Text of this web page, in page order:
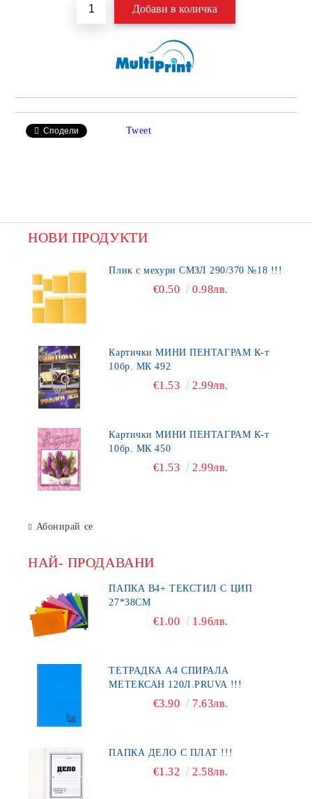
Сподели Tweet
НОВИ ПРОДУКТИ
Плик с мехури СМЗЛ 290/370 №18 !!!
€0.50 0.98лв.
Картички МИНИ ПЕНТАГРАМ К-т
10бр. МК 492
€1.53 2.99лв.
Картички МИНИ ПЕНТАГРАМ К-т
10бр. МК 450
€1.53 2.99лв.
Абонирай се
НАЙ- ПРОДАВАНИ
ПАПКА В4+ ТЕКСТИЛ С ЦИП
27*38СМ
€1.00 1.96лв.
ТЕТРАДКА А4 СПИРАЛА
МЕТЕКСАН 120Л.PRUVA !!!
€3.90 7.63лв.
ПАПКА ДЕЛО С ПЛАТ !!!
€1.32 2.58лв.